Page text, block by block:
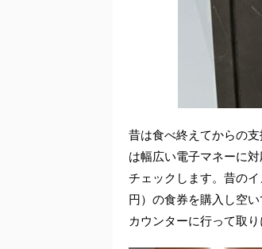
昔は食べ終えてからの
は幅広い電子マネーに
チェックします。昔の
円）の食券を購入し空
カウンターに行って取